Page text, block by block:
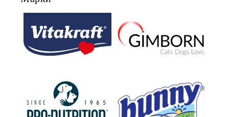
"НАМАЛЯВАНЕ НА
НЕПОНОСИМОСТТА КЪМ НЯКОИ
СЪСТАВКИ И ХРАНИ